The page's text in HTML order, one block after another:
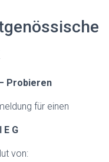
T
Probieren
für einen
E G
von: